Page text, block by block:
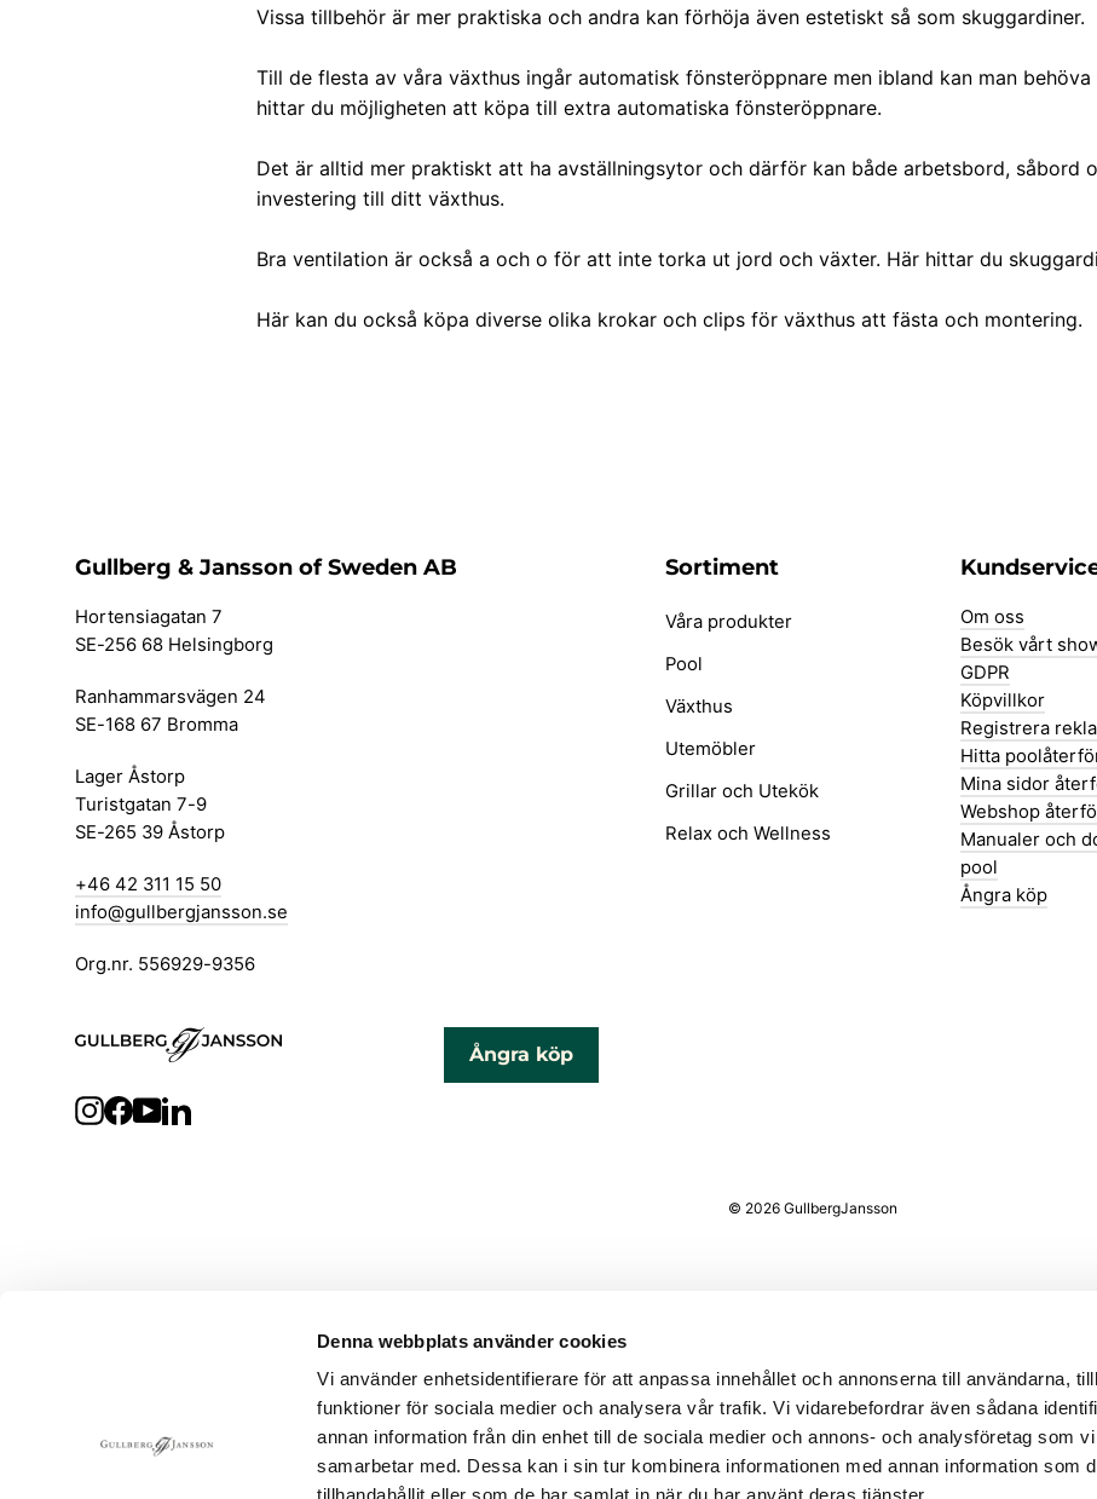
Denna webbplats använder cookies
Vi använder enhetsidentifierare för att anpassa innehållet och annonserna till användarna,
funktioner för sociala medier och analysera vår trafik. Vi vidarebefordrar även sådana
annan information från din enhet till de sociala medier och annons- och analysföretag som vi
samarbetar med. Dessa kan i sin tur kombinera informationen med annan information som
Vissa tillbehör är mer praktiska och andra kan förhöja även estetiskt så som skuggardiner.
Till de flesta av våra växthus ingår automatisk fönsteröppnare men ibland kan man
hittar du möjligheten att köpa till extra automatiska fönsteröppnare.
Det är alltid mer praktiskt att ha avställningsytor och därför kan både arbetsbord, såbord
investering till ditt växthus.
Bra ventilation är också a och o för att inte torka ut jord och växter. Här hittar du
Här kan du också köpa diverse olika krokar och clips för växthus att fästa och montering.
Gullberg & Jansson of Sweden AB
Hortensiagatan 7
SE-256 68 Helsingborg
Ranhammarsvägen 24
SE-168 67 Bromma
Lager Åstorp
Turistgatan 7-9
SE-265 39 Åstorp
+46 42 311 15 50
info@gullbergjansson.se
Org.nr. 556929-9356
Sortiment
Våra produkter
Pool
Växthus
Utemöbler
Grillar och Utekök
Relax och Wellness
Om oss
Besök vårt
GDPR
Köpvillkor
Registrera
Hitta
Mina sidor
Webshop
Manualer och
pool
Ångra köp
Instagram
Facebook
YouTube
LinkedIn
Ångra köp
© 2026 GullbergJansson